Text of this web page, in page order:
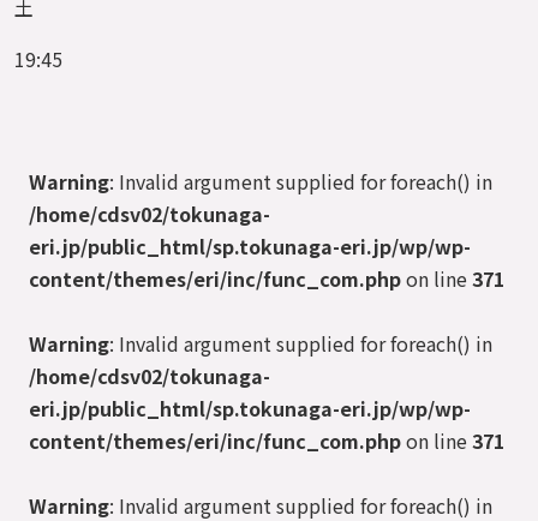
土
19:45
Warning: Invalid argument supplied for foreach() in
/home/cdsv02/tokunaga-
eri.jp/public_html/sp.tokunaga-eri.jp/wp/wp-
content/themes/eri/inc/func_com.phpon line371
Warning: Invalid argument supplied for foreach() in
/home/cdsv02/tokunaga-
eri.jp/public_html/sp.tokunaga-eri.jp/wp/wp-
content/themes/eri/inc/func_com.phpon line371
Warning: Invalid argument supplied for foreach() in